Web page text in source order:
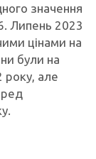
значення
Липень 2023
цінами на
були на
року, але